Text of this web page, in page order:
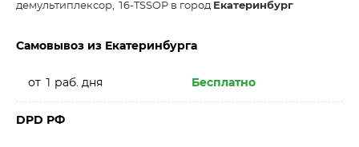
демультиплексор, 16-TSSOP в город Екатеринбург
Самовывоз из Екатеринбурга
от 1 раб. дня Бесплатно
DPD РФ